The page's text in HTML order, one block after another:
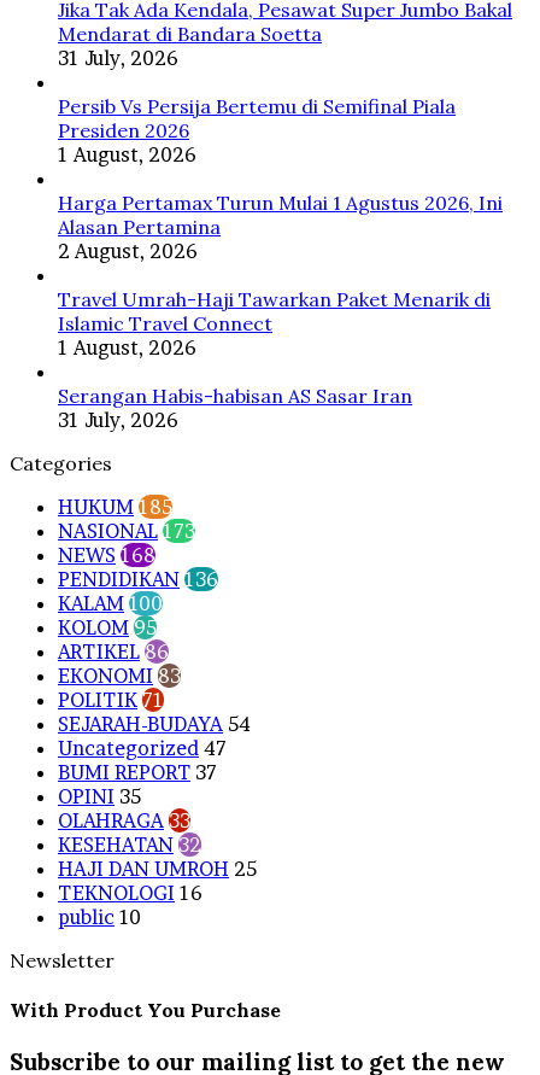
Depan
Prabowo
Jika Tak Ada Kendala, Pesawat Super Jumbo Bakal
Mendarat di Bandara Soetta
31 July, 2026
Persib Vs Persija Bertemu di Semifinal Piala
Presiden 2026
1 August, 2026
Harga Pertamax Turun Mulai 1 Agustus 2026, Ini
Alasan Pertamina
2 August, 2026
Travel Umrah-Haji Tawarkan Paket Menarik di
Islamic Travel Connect
1 August, 2026
Serangan Habis-habisan AS Sasar Iran
31 July, 2026
Categories
HUKUM 185
NASIONAL 173
NEWS 168
PENDIDIKAN 136
KALAM 100
KOLOM 95
ARTIKEL 86
EKONOMI 83
POLITIK 71
SEJARAH-BUDAYA 54
Uncategorized 47
BUMI REPORT 37
OPINI 35
OLAHRAGA 33
KESEHATAN 32
HAJI DAN UMROH 25
TEKNOLOGI 16
public 10
Newsletter
With Product You Purchase
Subscribe to our mailing list to get the new